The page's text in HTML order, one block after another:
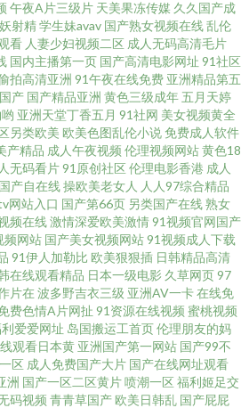
综合在线 天美福利导航 成人超碰艹 色综日韩
天堂资源 91色情在线观看 国内成人精品 91操
本三区 91视频在线观看导航 精品人人操人人
人摸人人干人人 91精品熟妇 老湿青青草 91夫
人 四虎影院社区网站 91视频完整版 黄色视屏
深爱婷婷婷网 99视频总站 日韩成人黄噢美成
大香蕉AV 伊人东京热男人 avtt草草草 免费男
逼免费视频 国产草草草久久www 91色九一蝌
香蕉伊人 福利姬99 无码人妻福利 91香蕉国产
午夜A片三级片 天美果冻传媒 久久国产成
射精学生妹avav 国产熟女视频在线乱伦
看 人妻少妇视频二区 成人无码高清毛片
国内主播第一页 国产高清电影网址 91社区
拍高清亚洲 91午夜在线免费 亚洲精品第五
产 国产精品亚洲 黄色三级成年 五月天婷
亚洲天堂丁香五月 91社网 美女视频黄全
另类欧美 欧美色图乱伦小说 免费成人软件
产精品 成人午夜视频 伦理视频网站黄色18
无码看片91原创社区 伦理电影香港 成人
国产自在线操欧美老女人 人人97综合精品
网站入口 国产第66页 另类国产在线熟女
频在线激情深爱欧美激情91视频官网国产
频网站 国产美女视频网站91视频成人下载
91伊人加勒比 欧美狠狠插 日韩精品高清
在线观看精品 日本一级电影 久草网页97
片在 波多野吉衣三级 亚洲AV一卡在线免
费色情A片网扯 91资源在线视频 蜜桃视频
爱爱网址 岛国搬运工首页伦理朋友的妈
观看日本黄 亚洲国产第一网站 国产99不
区 成人免费国产大片 国产在线网址观看
洲 国产一区二区黄片喷潮一区 福利姬足交
码视频 青青草国产 欧美日韩乱 国产屁屁